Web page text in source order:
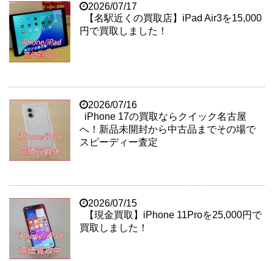
2026/07/17
【名駅近くの買取店】iPad Air3を15,000
円で買取しました！
2026/07/16
iPhone 17の買取ならクイック名古屋
へ！新品未開封から中古品までその場で
スピーディー査定
2026/07/15
【現金買取】iPhone 11Proを25,000円で
買取しました！